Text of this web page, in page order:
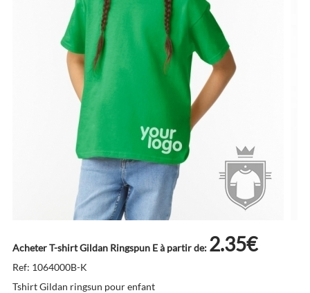
Acheter T-shirt Gildan Ringspun E à partir de: 2.35€
Ref: 1064000B-K
Tshirt Gildan ringsun pour enfant